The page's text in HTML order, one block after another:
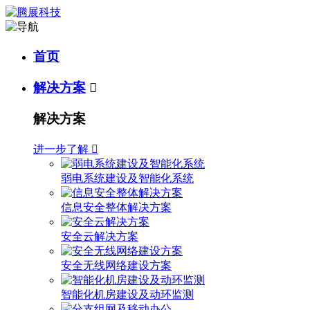
首页
解决方案 
解决方案
进一步了解 
弱电系统建设及智能化系统
信息安全整体解决方案
安全云解决方案
安全无线网络建设方案
智能化机房建设及动环监测